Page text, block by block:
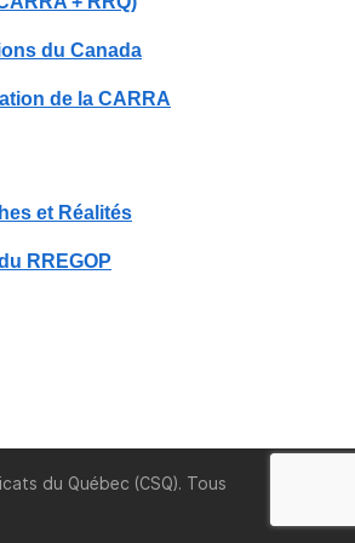
du Canada
de la CARRA
et Réalités
RREGOP
du Québec (CSQ). Tous